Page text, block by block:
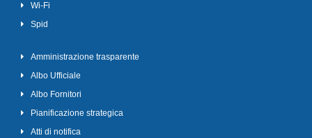
Wi-Fi
Spid
Amministrazione trasparente
Albo Ufficiale
Albo Fornitori
Pianificazione strategica
Atti di notifica